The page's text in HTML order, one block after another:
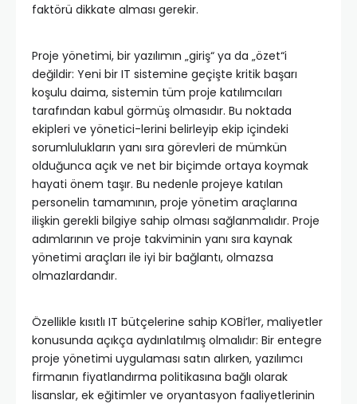
faktörü dikkate alması gerekir.
Proje yönetimi, bir yazılımın „giriş“ ya da „özet“i
değildir: Yeni bir IT sistemine geçişte kritik başarı
koşulu daima, sistemin tüm proje katılımcıları
tarafından kabul görmüş olmasıdır. Bu noktada
ekipleri ve yönetici-lerini belirleyip ekip içindeki
sorumlulukların yanı sıra görevleri de mümkün
olduğunca açık ve net bir biçimde ortaya koymak
hayati önem taşır. Bu nedenle projeye katılan
personelin tamamının, proje yönetim araçlarına
ilişkin gerekli bilgiye sahip olması sağlanmalıdır. Proje
adımlarının ve proje takviminin yanı sıra kaynak
yönetimi araçları ile iyi bir bağlantı, olmazsa
olmazlardandır.
Özellikle kısıtlı IT bütçelerine sahip KOBİ’ler, maliyetler
konusunda açıkça aydınlatılmış olmalıdır: Bir entegre
proje yönetimi uygulaması satın alırken, yazılımcı
firmanın fiyatlandırma politikasına bağlı olarak
lisanslar, ek eğitimler ve oryantasyon faaliyetlerinin